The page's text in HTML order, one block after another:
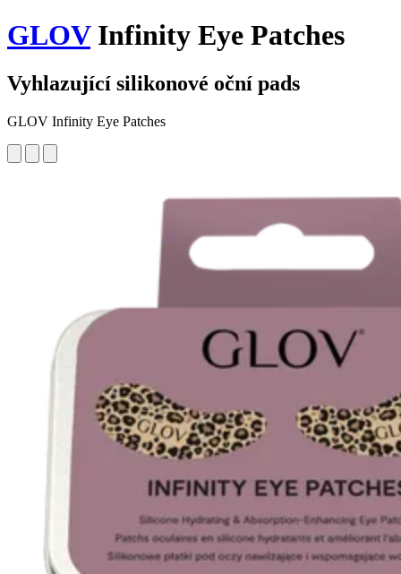
GLOVInfinity Eye Patches
Vyhlazující silikonové oční pads
GLOV Infinity Eye Patches